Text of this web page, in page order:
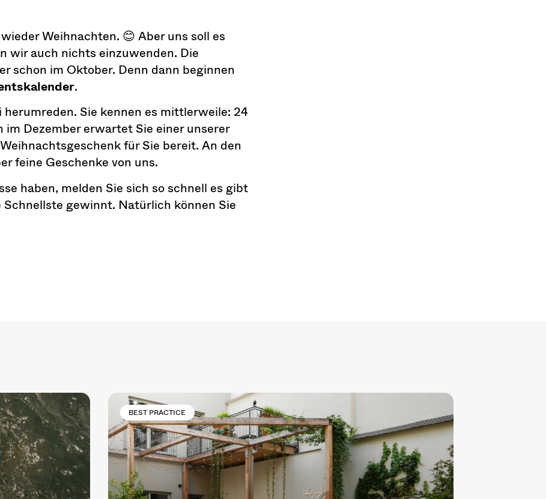
Weihnachten. 😊 Aber uns soll es
wir auch nichts einzuwenden. Die
schon im Oktober. Denn dann beginnen
.
Sie kennen es mittlerweile: 24
im Dezember erwartet Sie einer unserer
für Sie bereit. An den
feine Geschenke von uns.
haben, melden Sie sich so schnell es gibt
Schnellste gewinnt. Natürlich können Sie
BEST PRACTICE